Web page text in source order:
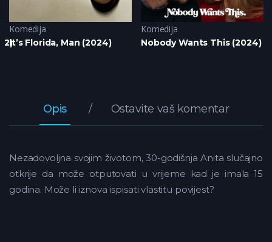
Komedija
It’s Florida, Man (2024)
Komedija
Nobody Wants This (2024)
Opis Ostavite vaš komentar
Nezadovoljna svojim životom, 30-godišnja Anita slučajno
otkrije da može otputovati u vrijeme kad je imala 15
godina. Može li iznova ispisati vlastitu povijest?